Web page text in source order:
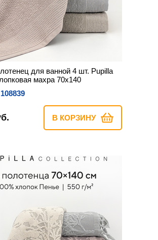
для ванной 4 шт. Pupilla
махра 70х140
108839
В КОРЗИНУ